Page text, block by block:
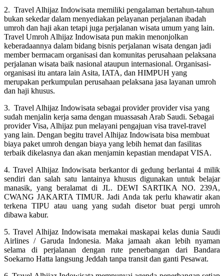
2. Travel Alhijaz Indowisata memiliki pengalaman bertahun-tahun
bukan sekedar dalam menyediakan pelayanan perjalanan ibadah
umroh dan haji akan tetapi juga perjalanan wisata umum yang lain.
Travel Umroh Alhijaz Indowisata pun makin menonjolkan
keberadaannya dalam bidang bisnis perjalanan wisata dengan jadi
member bermacam organisasi dan komunitas perusahaan pelaksana
perjalanan wisata baik nasional ataupun internasional. Organisasi-
organisasi itu antara lain Asita, IATA, dan HIMPUH yang
merupakan perkumpulan perusahaan pelaksana jasa layanan umroh
dan haji khusus.
3. Travel Alhijaz Indowisata sebagai provider provider visa yang
sudah menjalin kerja sama dengan muassasah Arab Saudi. Sebagai
provider Visa, Alhijaz pun melayani pengajuan visa travel-travel
yang lain. Dengan begitu travel Alhijaz Indowisata bisa membuat
biaya paket umroh dengan biaya yang lebih hemat dan fasilitas
terbaik dikelasnya dan akan menjamin kepastian mendapat VISA.
4. Travel Alhijaz Indowisata berkantor di gedung berlantai 4 milik
sendiri dan salah satu lantainya khusus digunakan untuk belajar
manasik, yang beralamat di JL. DEWI SARTIKA NO. 239A,
CWANG JAKARTA TIMUR. Jadi Anda tak perlu khawatir akan
terkena TIPU atau uang yang sudah disetor buat pergi umroh
dibawa kabur.
5. Travel Alhijaz Indowisata memakai maskapai kelas dunia Saudi
Airlines / Garuda Indonesia. Maka jamaah akan lebih nyaman
selama di perjalanan dengan rute penerbangan dari Bandara
Soekarno Hatta langsung Jeddah tanpa transit dan ganti Pesawat.